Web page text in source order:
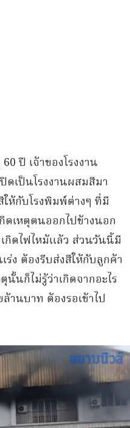
ปี เจ้าของโรงงาน
ดเป็นโรงงานผสมสีมา
ห้กับโรงพิมพ์ต่างๆ ที่มี
เหตุตนออกไปข้างนอก
กิดไฟไหม้แล้ว ส่วนวันนี้มี
ร่ง ต้องรีบส่งสีให้กับลูกค้า
นก็ไม่รู้ว่าเกิดจากอะไร
านบาท ต้องรอเข้าไป